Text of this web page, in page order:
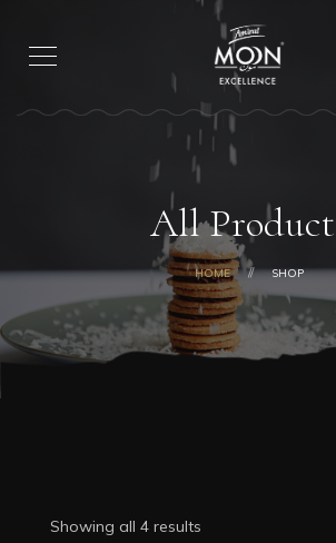
All
HOME SHOP
Showing all 4 results